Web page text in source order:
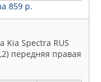
859 р.
Kia Spectra RUS
передняя правая